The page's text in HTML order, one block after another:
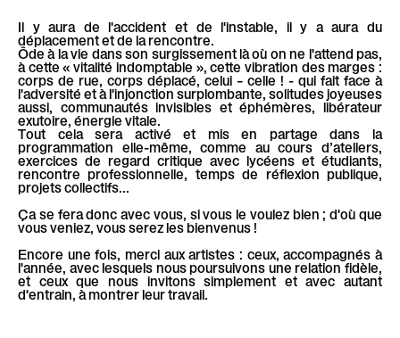
e
n
t
e
m
e
n
t
Il y aura de l'accident et de l'instable, il y a aura du
déplacement et de la rencontre.
Ôde à la vie dans son surgissement là où on ne l'attend pas,
à cette « vitalité indomptable », cette vibration des marges :
corps de rue, corps déplacé, celui – celle ! - qui fait face à
l'adversité et à l'injonction surplombante, solitudes joyeuses
aussi, communautés invisibles et éphémères, libérateur
exutoire, énergie vitale.
Tout cela sera activé et mis en partage dans la
programmation elle-même, comme au cours d’ateliers,
exercices de regard critique avec lycéens et étudiants,
rencontre professionnelle, temps de réflexion publique,
projets collectifs...
Ça se fera donc avec vous, si vous le voulez bien ; d'où que
vous veniez, vous serez les bienvenus !
Encore une fois, merci aux artistes : ceux, accompagnés à
l'année, avec lesquels nous poursuivons une relation fidèle,
et ceux que nous invitons simplement et avec autant
d'entrain, à montrer leur travail.